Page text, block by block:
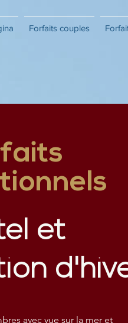
Forfaits couples
et
avec vue sur la mer et